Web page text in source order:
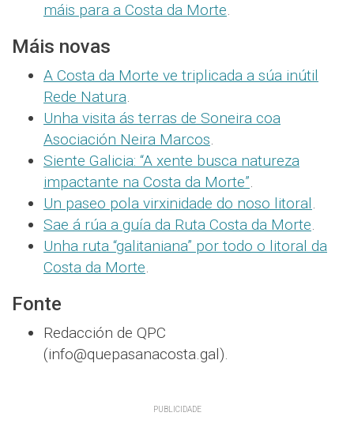
máis para a Costa da Morte.
Máis novas
A Costa da Morte ve triplicada a súa inútil
Rede Natura.
Unha visita ás terras de Soneira coa
Asociación Neira Marcos.
Siente Galicia: “A xente busca natureza
impactante na Costa da Morte”.
Un paseo pola virxinidade do noso litoral.
Sae á rúa a guía da Ruta Costa da Morte.
Unha ruta “galitaniana” por todo o litoral da
Costa da Morte.
Fonte
Redacción de QPC
(info@quepasanacosta.gal).